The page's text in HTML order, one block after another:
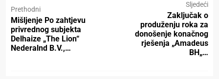
Prethodni
Mišljenje Po zahtjevu
privrednog subjekta
Delhaize „The Lion“
Nederalnd B.V.,…
Sljedeći
Zaključak o
produženju roka za
donošenje konačnog
rješenja „Amadeus
BH„…